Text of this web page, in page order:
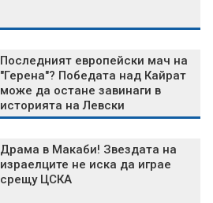
Последният европейски мач на
"Герена"? Победата над Кайрат
може да остане завинаги в
историята на Левски
Драма в Макаби! Звездата на
израелците не иска да играе
срещу ЦСКА